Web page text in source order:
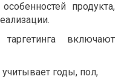
продукта,
включают
годы, пол,